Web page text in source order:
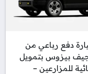
دفع رباعي من
بيزوس بتمويل
للمزارعين –